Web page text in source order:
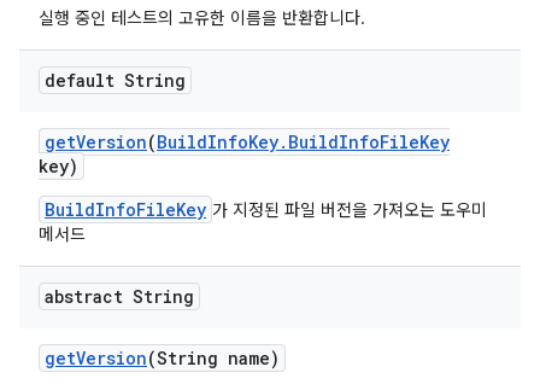
실행 중인 테스트의 고유한 이름을 반환합니다.
default String
getVersion(BuildInfoKey. BuildInfoFileKey
key)
BuildInfoFileKey 가 지정된 파일 버전을 가져오는 도우미
메서드
abstract String
getVersion(String name)